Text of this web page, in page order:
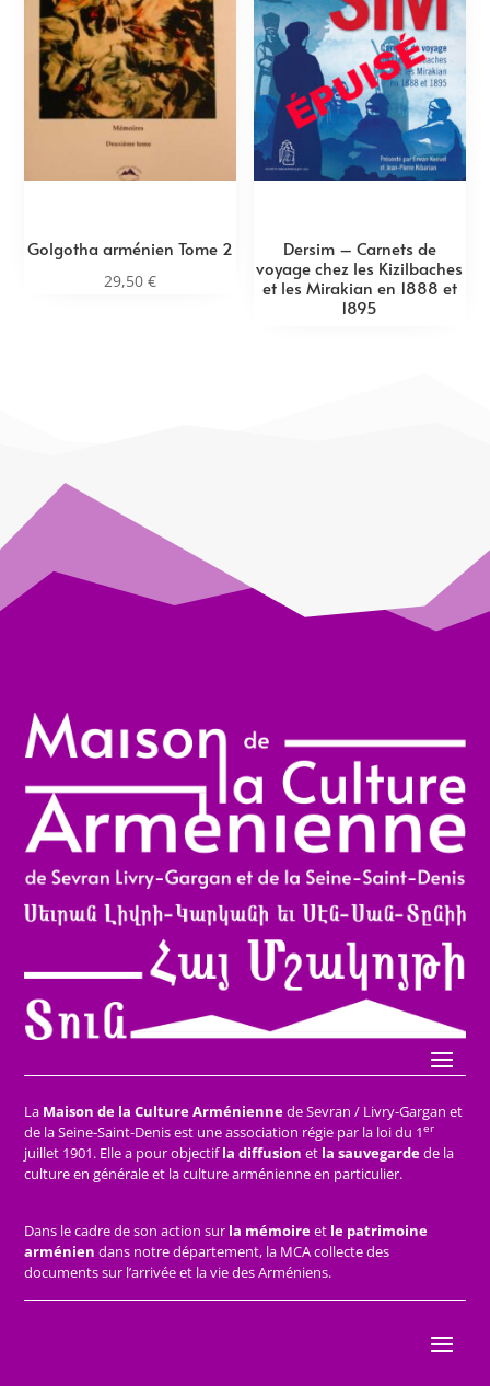
Golgotha arménien Tome 2
29,50€
Dersim – Carnets de
voyage chez les Kizilbaches
et les Mirakian en 1888 et
1895
La Maison de la Culture Arméniennede Sevran / Livry-Gargan et
de la Seine-Saint-Denis est une association régie par la loi du 1er
juillet 1901. Elle a pour objectifla diffusion et la sauvegardede la
culture en générale et la culture arménienne en particulier.
Dans le cadre de son action sur la mémoireet le patrimoine
arménien dans notre département, la MCA collecte des
documents sur l’arrivée et la vie des Arméniens.